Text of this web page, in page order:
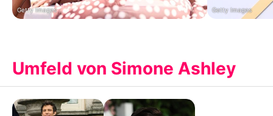
Getty Images Getty Images
Umfeld von Simone Ashley